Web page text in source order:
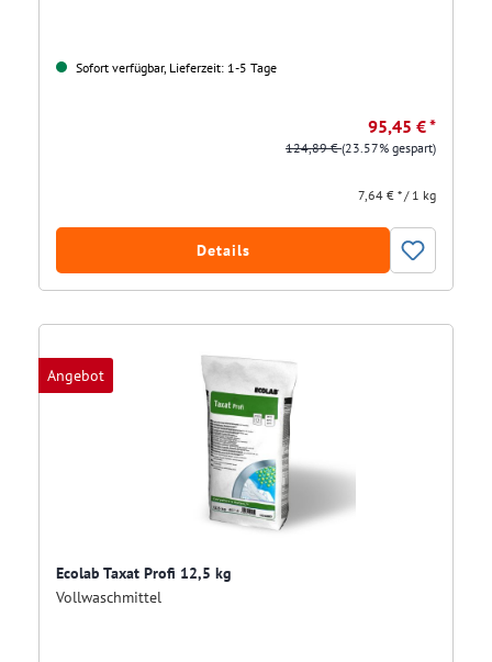
Sofort verfügbar, Lieferzeit: 1-5 Tage
95,45 € *
124,89 €(23.57% gespart)
7,64 € * / 1 kg
Details
Angebot
Ecolab Taxat Profi 12,5 kg
Vollwaschmittel